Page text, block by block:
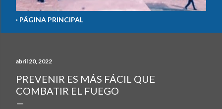
PÁGINA PRINCIPAL
abril 20, 2022
PREVENIR ES MÁS FÁCIL QUE
COMBATIR EL FUEGO